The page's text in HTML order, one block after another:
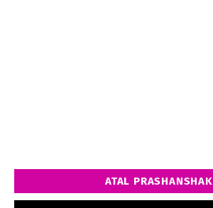
ATAL PRASHANSHAK